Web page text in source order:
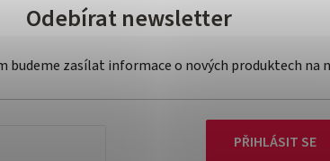
Odebírat newsletter
budeme zasílat informace o nových produktech na
PŘIHLÁSIT SE